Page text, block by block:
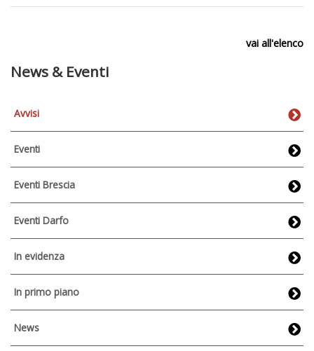
vai all'elenco
News & Eventi
Avvisi
Eventi
Eventi Brescia
Eventi Darfo
In evidenza
In primo piano
News